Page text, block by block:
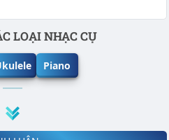
LOẠI NHẠC CỤ
Piano